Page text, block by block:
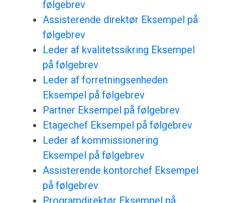
følgebrev
Assisterende direktør Eksempel på
følgebrev
Leder af kvalitetssikring Eksempel
på følgebrev
Leder af forretningsenheden
Eksempel på følgebrev
Partner Eksempel på følgebrev
Etagechef Eksempel på følgebrev
Leder af kommissionering
Eksempel på følgebrev
Assisterende kontorchef Eksempel
på følgebrev
Programdirektør Eksempel på